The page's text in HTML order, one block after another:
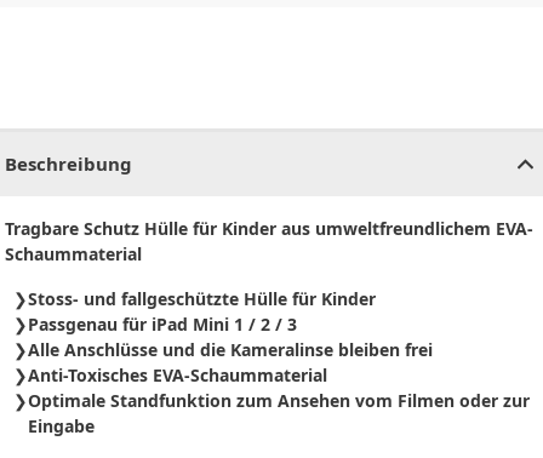
Beschreibung
Tragbare Schutz Hülle für Kinder aus umweltfreundlichem EVA-
Schaummaterial
Stoss- und fallgeschützte Hülle für Kinder
Passgenau für iPad Mini 1 / 2 / 3
Alle Anschlüsse und die Kameralinse bleiben frei
Anti-Toxisches EVA-Schaummaterial
Optimale Standfunktion zum Ansehen vom Filmen oder zur
Eingabe